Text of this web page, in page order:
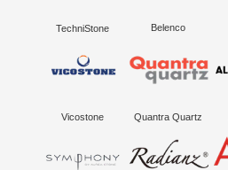
TechniStone Belenco
Vicostone Quantra Quartz